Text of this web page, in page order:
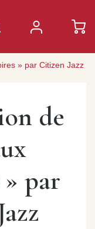
» par Citizen Jazz
de
par